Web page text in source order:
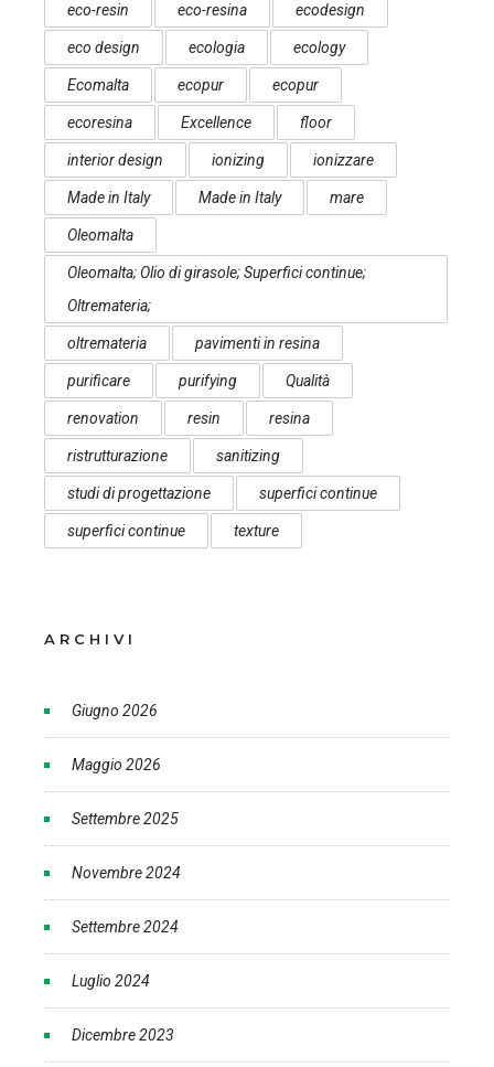
eco-resin eco-resina ecodesign
eco design ecologia ecology
Ecomalta ecopur ecopur
ecoresina Excellence floor
interior design ionizing ionizzare
Made in Italy Made in Italy mare
Oleomalta
Oleomalta; Olio di girasole; Superfici continue;
Oltremateria;
oltremateria pavimenti in resina
purificare purifying Qualità
renovation resin resina
ristrutturazione sanitizing
studi di progettazione superfici continue
superfici continue texture
ARCHIVI
Giugno 2026
Maggio 2026
Settembre 2025
Novembre 2024
Settembre 2024
Luglio 2024
Dicembre 2023